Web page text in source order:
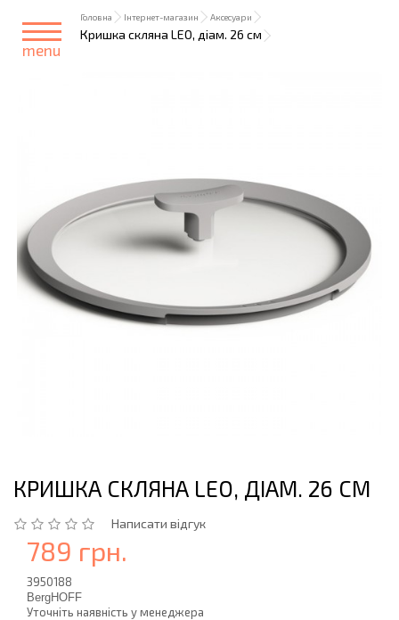
menu
Головна Інтернет-магазин Аксесуари
Кришка скляна LEO, діам. 26 см
КРИШКА СКЛЯНА LEO, ДІАМ. 26 СМ
Написати відгук
789 грн.
3950188
BergHOFF
Уточніть наявність у менеджера